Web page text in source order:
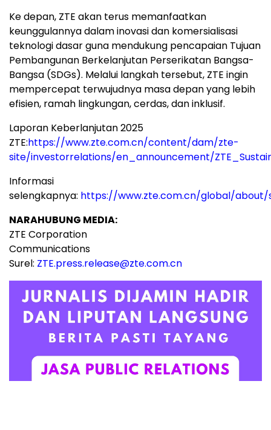
Ke depan, ZTE akan terus memanfaatkan
keunggulannya dalam inovasi dan komersialisasi
teknologi dasar guna mendukung pencapaian Tujuan
Pembangunan Berkelanjutan Perserikatan Bangsa-
Bangsa (SDGs). Melalui langkah tersebut, ZTE ingin
mempercepat terwujudnya masa depan yang lebih
efisien, ramah lingkungan, cerdas, dan inklusif.
Laporan Keberlanjutan 2025
ZTE:https://www.zte.com.cn/content/dam/zte-
site/investorrelations/en_announcement/
Informasi
selengkapnya: https://www.zte.com.cn/global/about/
NARAHUBUNG MEDIA:
ZTE Corporation
Communications
Surel: ZTE.press.release@zte.com.cn